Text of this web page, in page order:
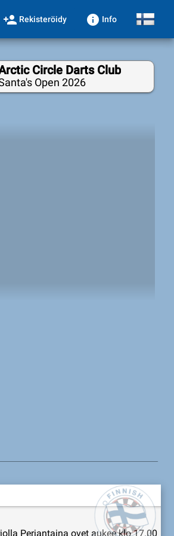
person_add Rekisteröidy info Info
Circle Darts Club
Open 2026
Perjantaina ovet aukee klo 17.00